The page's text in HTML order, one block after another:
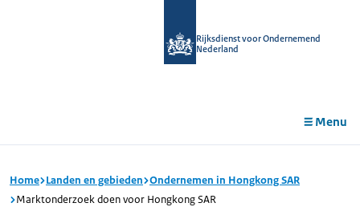
Rijksdienst voor Ondernemend
Nederland
Menu
Home Landen en gebieden Ondernemen in Hongkong SAR
Marktonderzoek doen voor Hongkong SAR